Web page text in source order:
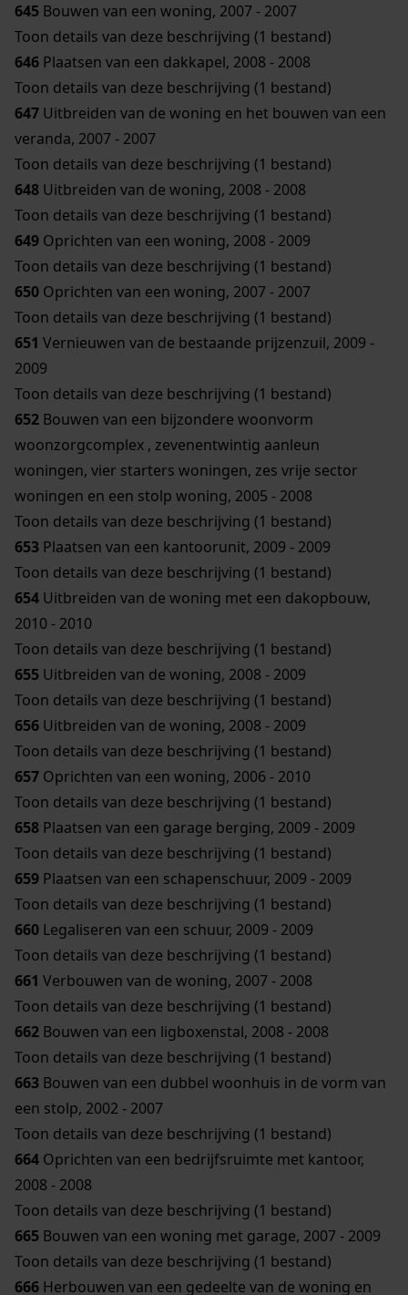
645 Bouwen van een woning, 2007 - 2007
Toon details van deze beschrijving (1 bestand)
646 Plaatsen van een dakkapel, 2008 - 2008
Toon details van deze beschrijving (1 bestand)
647 Uitbreiden van de woning en het bouwen van een
veranda, 2007 - 2007
Toon details van deze beschrijving (1 bestand)
648 Uitbreiden van de woning, 2008 - 2008
Toon details van deze beschrijving (1 bestand)
649 Oprichten van een woning, 2008 - 2009
Toon details van deze beschrijving (1 bestand)
650 Oprichten van een woning, 2007 - 2007
Toon details van deze beschrijving (1 bestand)
651 Vernieuwen van de bestaande prijzenzuil, 2009 -
2009
Toon details van deze beschrijving (1 bestand)
652 Bouwen van een bijzondere woonvorm
woonzorgcomplex , zevenentwintig aanleun
woningen, vier starters woningen, zes vrije sector
woningen en een stolp woning, 2005 - 2008
Toon details van deze beschrijving (1 bestand)
653 Plaatsen van een kantoorunit, 2009 - 2009
Toon details van deze beschrijving (1 bestand)
654 Uitbreiden van de woning met een dakopbouw,
2010 - 2010
Toon details van deze beschrijving (1 bestand)
655 Uitbreiden van de woning, 2008 - 2009
Toon details van deze beschrijving (1 bestand)
656 Uitbreiden van de woning, 2008 - 2009
Toon details van deze beschrijving (1 bestand)
657 Oprichten van een woning, 2006 - 2010
Toon details van deze beschrijving (1 bestand)
658 Plaatsen van een garage berging, 2009 - 2009
Toon details van deze beschrijving (1 bestand)
659 Plaatsen van een schapenschuur, 2009 - 2009
Toon details van deze beschrijving (1 bestand)
660 Legaliseren van een schuur, 2009 - 2009
Toon details van deze beschrijving (1 bestand)
661 Verbouwen van de woning, 2007 - 2008
Toon details van deze beschrijving (1 bestand)
662 Bouwen van een ligboxenstal, 2008 - 2008
Toon details van deze beschrijving (1 bestand)
663 Bouwen van een dubbel woonhuis in de vorm van
een stolp, 2002 - 2007
Toon details van deze beschrijving (1 bestand)
664 Oprichten van een bedrijfsruimte met kantoor,
2008 - 2008
Toon details van deze beschrijving (1 bestand)
665 Bouwen van een woning met garage, 2007 - 2009
Toon details van deze beschrijving (1 bestand)
666 Herbouwen van een gedeelte van de woning en